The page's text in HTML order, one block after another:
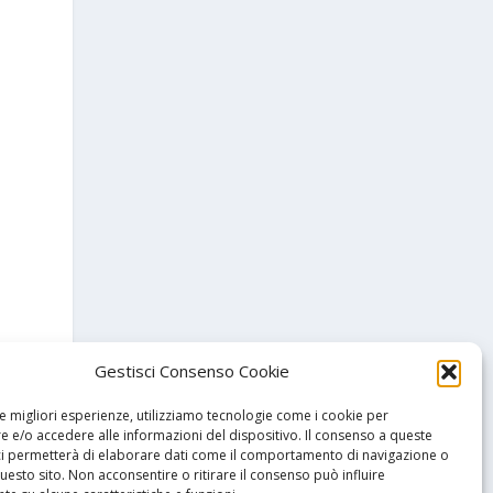
Gestisci Consenso Cookie
migliori esperienze, utilizziamo tecnologie come i cookie per
e/o accedere alle informazioni del dispositivo. Il consenso a queste
permetterà di elaborare dati come il comportamento di navigazione o
sito. Non acconsentire o ritirare il consenso può influire